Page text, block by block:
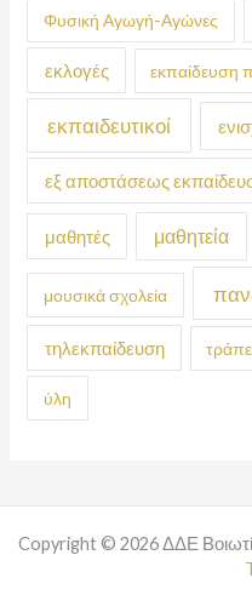
Φυσική Αγωγή-Αγώνες
εκλογές εκπαίδευση
εκπαιδευτικοί
εξ αποστάσεως
μαθητές μαθητεία
μουσικά σχολεία
τηλεκπαίδευση
ύλη
Copyright © 2026 ΔΔΕ